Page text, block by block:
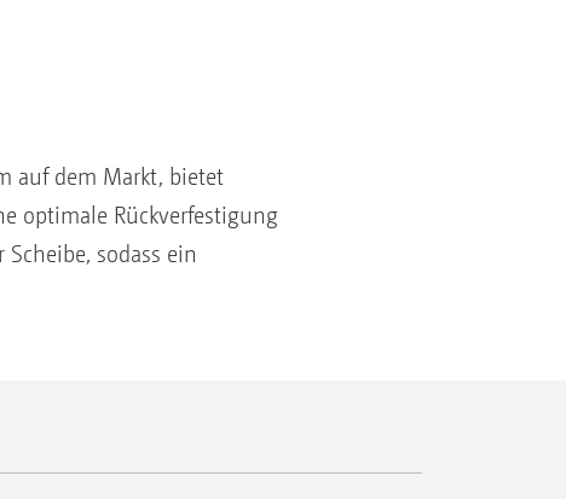
auf dem Markt, bietet
optimale Rückverfestigung
sodass ein